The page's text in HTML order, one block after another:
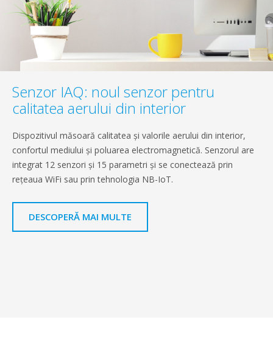
Senzor IAQ: noul senzor pentru
calitatea aerului din interior
Dispozitivul măsoară calitatea și valorile aerului din interior,
confortul mediului și poluarea electromagnetică. Senzorul are
integrat 12 senzori și 15 parametri și se conectează prin
rețeaua WiFi sau prin tehnologia NB-IoT.
DESCOPERĂ MAI MULTE